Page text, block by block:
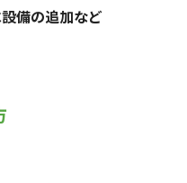
備の追加など